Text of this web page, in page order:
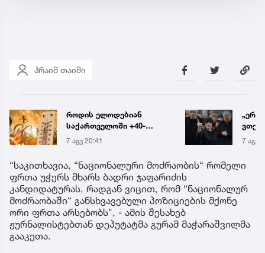
პრაიმ თაიმი
როდის ელოდებიან
საქართველოში +40-
გრადუსიან სიცხეს
7 აგვ 20:41
ნია
7 აგვ
“საკითხავია, “ნაციონალური მოძრაობის“ რომელი
ფრთა უჭერს მხარს ბადრი ჯაფარიძის
კანდიდატურას, რადგან ვიცით, რომ “ნაციონალურ
მოძრაობაში“ განსხვავებული პოზიციების მქონე
ორი ფრთა არსებობს", - ამის შესახებ
ჟურნალისტებთან დეპუტატმა გურამ მაჭარაშვილმა
გააკეთა.